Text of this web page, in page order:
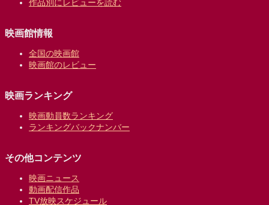
作品別にレビューを読む
映画館情報
全国の映画館
映画館のレビュー
映画ランキング
映画動員数ランキング
ランキングバックナンバー
その他コンテンツ
映画ニュース
動画配信作品
TV放映スケジュール